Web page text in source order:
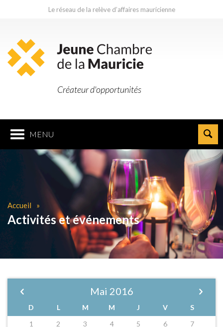
Le réseau de la relève d’affaires mauricienne
Créateur d'opportunités
MENU
Accueil
Activités et événements
Mai 2016
D L M M J V
S
1
2 3 4 5 6
7